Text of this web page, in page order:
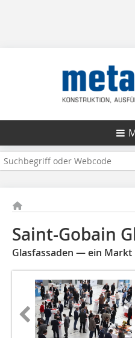
Saint-Gobain
Glasfassaden — ein